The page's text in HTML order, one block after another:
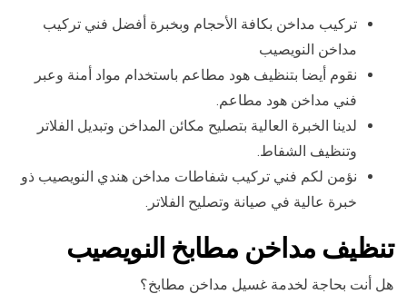
تركيب مداخن بكافة الأحجام وبخبرة أفضل فني تركيب
مداخن النويصيب
نقوم أيضا بتنظيف هود مطاعم باستخدام مواد أمنة وعبر
فني مداخن هود مطاعم.
لدينا الخبرة العالية بتصليح مكائن المداخن وتبديل الفلاتر
وتنظيف الشفاط.
نؤمن لكم فني تركيب شفاطات مداخن هندي النويصيب ذو
خبرة عالية في صيانة وتصليح الفلاتر.
تنظيف مداخن مطابخ النويصيب
هل أنت بحاجة لخدمة غسيل مداخن مطابخ؟